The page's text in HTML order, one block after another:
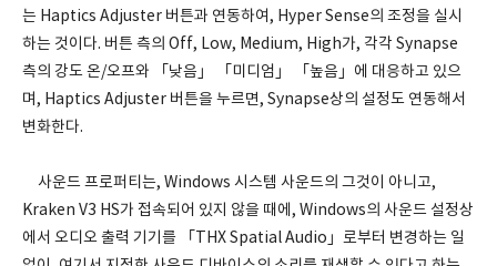
는 Haptics Adjuster 버튼과 연동하여, Hyper Sense의 조정을 실시
하는 것이다. 버튼 측의 Off, Low, Medium, High가, 각각 Synapse
측의 강도 온/오프와 「낮음」 「미디엄」 「높음」에 대응하고 있으
며, Haptics Adjuster 버튼을 누르면, Synapse상의 설정도 연동해서
변화한다.
사운드 프로퍼티는, Windows 시스템 사운드의 그것이 아니고,
Kraken V3 HS가 접속되어 있지 않을 때에, Windows의 사운드 설정상
에서 오디오 출력 기기를 「THX Spatial Audio」로부터 변경하는 일